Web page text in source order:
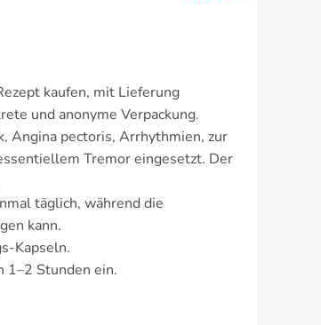
kaufen, mit Lieferung
und anonyme Verpackung.
Angina pectoris, Arrhythmien, zur
Tremor eingesetzt. Der
täglich, während die
kann.
Kapseln.
1–2 Stunden ein.